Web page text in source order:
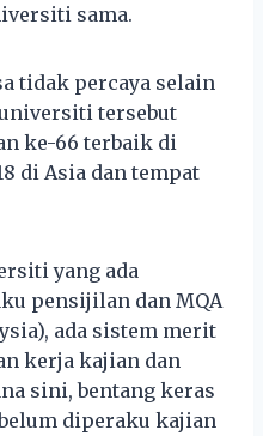
sama.
tidak percaya selain
tersebut
ke-66 terbaik di
di Asia dan tempat
yang ada
pensijilan dan MQA
ada sistem merit
kerja kajian dan
sini, bentang keras
diperaku kajian